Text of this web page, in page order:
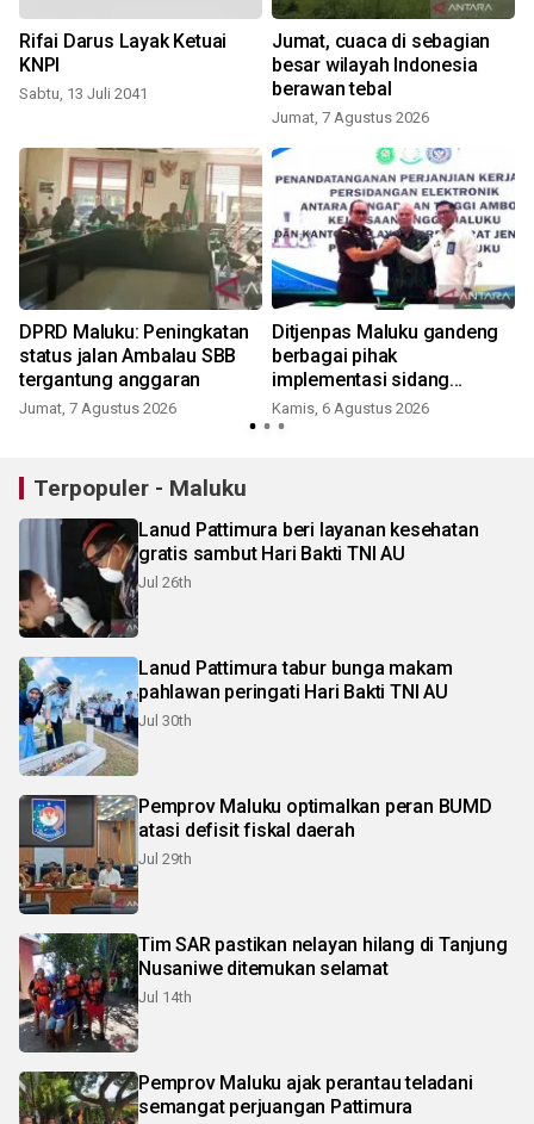
Rifai Darus Layak Ketuai
KNPI
Sabtu, 13 Juli 2041
Jumat, cuaca di sebagian
besar wilayah Indonesia
berawan tebal
Jumat, 7 Agustus 2026
DPRD Maluku: Peningkatan
status jalan Ambalau SBB
tergantung anggaran
Jumat, 7 Agustus 2026
Ditjenpas Maluku gandeng
berbagai pihak
implementasi sidang
elektronik dukung
transformasi digital
Kamis, 6 Agustus 2026
Terpopuler - Maluku
Lanud Pattimura beri layanan kesehatan
gratis sambut Hari Bakti TNI AU
Jul 26th
Lanud Pattimura tabur bunga makam
pahlawan peringati Hari Bakti TNI AU
Jul 30th
Pemprov Maluku optimalkan peran BUMD
atasi defisit fiskal daerah
Jul 29th
Tim SAR pastikan nelayan hilang di Tanjung
Nusaniwe ditemukan selamat
Jul 14th
Pemprov Maluku ajak perantau teladani
semangat perjuangan Pattimura